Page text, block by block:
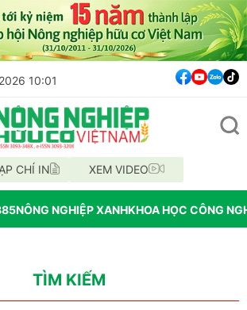
10:01
CHÍ IN XEM VIDEO
NÔNG NGHIỆP XANHKHOA HỌC CÔNG
TÌM KIẾM